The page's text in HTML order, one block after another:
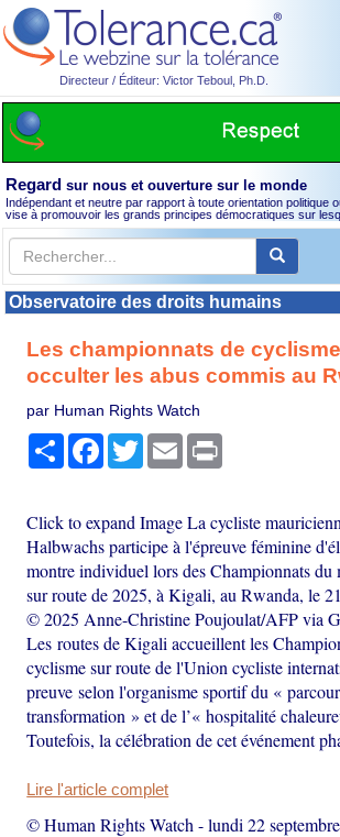
Directeur / Éditeur: Victor Teboul, Ph.D.
Regard sur nous et ouverture sur le monde
Indépendant et neutre par rapport à toute orientation politique
vise à promouvoir les grands principes démocratiques sur
Observatoire des droits humains
Les championnats de
occulter les abus commis au
par Human Rights Watch
PartagerFacebook
TwitterEmail
Click to expand Image La cycliste
Halbwachs participe à l'épreuve féminine
montre individuel lors des Championnats du
sur route de 2025, à Kigali, au Rwanda, le
© 2025 Anne-Christine Poujoulat/AFP via
Les routes de Kigali accueillent les
cyclisme sur route de l'Union cycliste
preuve selon l'organisme sportif du «
transformation » et de l’« hospitalité
Toutefois, la célébration de cet événement
Lire l'article complet
© Human Rights Watch -lundi 22